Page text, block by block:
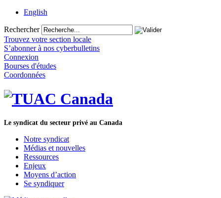
English
Rechercher
Trouvez votre section locale
S’abonner à nos cyberbulletins
Connexion
Bourses d'études
Coordonnées
Le syndicat du secteur privé au Canada
Notre syndicat
Médias et nouvelles
Ressources
Enjeux
Moyens d’action
Se syndiquer